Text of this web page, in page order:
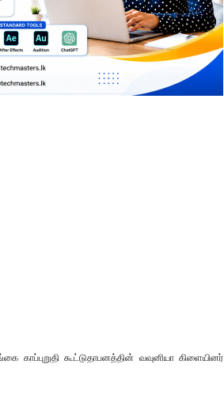
காப்புறுதி கூட்டுதாபனத்தின் வவுனியா கிளையினர்